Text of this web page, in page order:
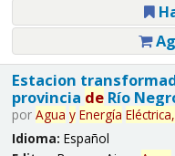
Estacion
provincia deRío
por Agua y Energía Eléctrica,
Idioma: Español